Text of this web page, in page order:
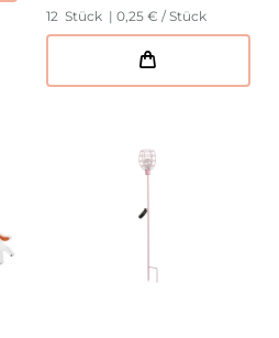
12 Stück | 0,25 € / Stück